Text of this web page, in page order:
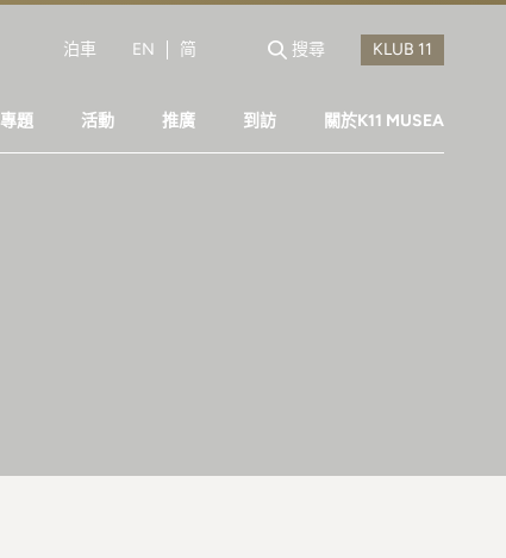
泊車 EN 简 搜尋
專題 活動 推廣 到訪 關於K11 MUSEA